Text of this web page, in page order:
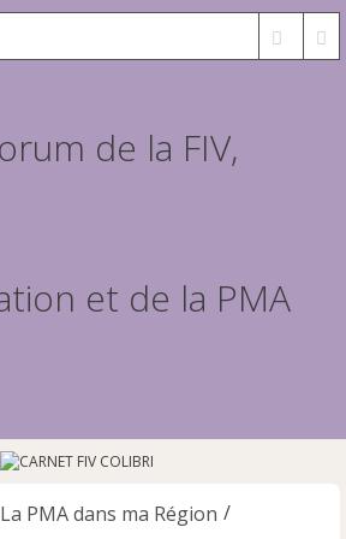
La PMA dans ma Région